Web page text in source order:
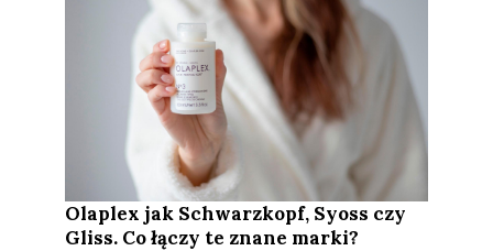
Olaplex jak Schwarzkopf, Syoss czy
Gliss. Co łączy te znane marki?